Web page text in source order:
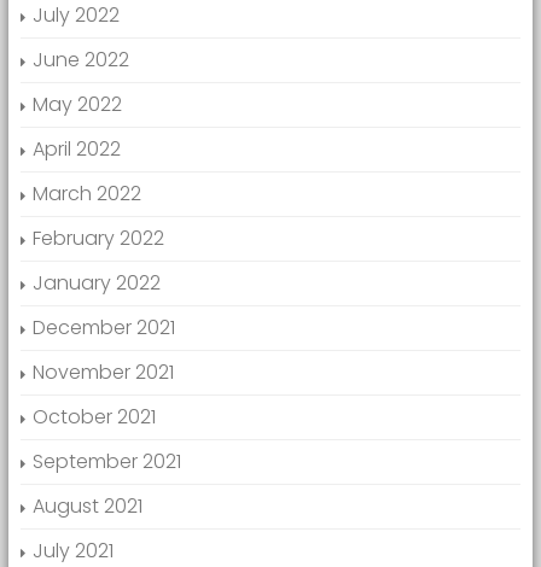
July 2022
June 2022
May 2022
April 2022
March 2022
February 2022
January 2022
December 2021
November 2021
October 2021
September 2021
August 2021
July 2021